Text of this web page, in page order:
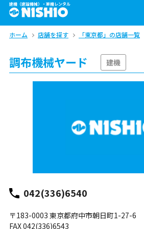
建機（建設機械）・重機レンタル
商品一覧
問合せ依頼リスト
エリア情報を見る
北海道 東北
ホーム 店舗を探す 「東京都」の店舗一覧
調布機械ヤード 建機
042(336)6540
〒183-0003 東京都府中市朝日町1-27-6
FAX 042(336)6543